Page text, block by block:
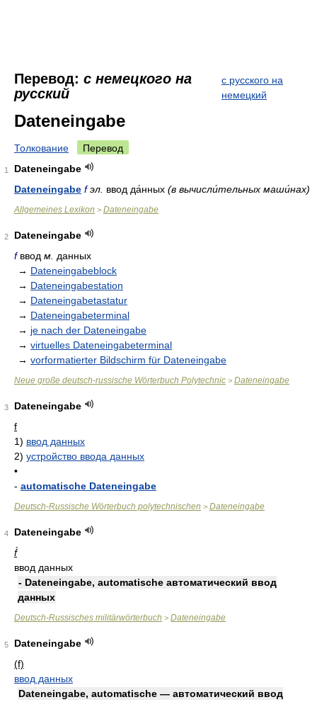
Перевод: с немецкого на
русский
с русского на
немецкий
Dateneingabe
Толкование Перевод
1
Dateneingabe
Dateneingabe fэл. ввод да́нных (в вычисли́тельных маши́нах)
Allgemeines Lexikon > Dateneingabe
2
Dateneingabe
fввод м. данных
→ Dateneingabeblock
→ Dateneingabestation
→ Dateneingabetastatur
→ Dateneingabeterminal
→ je nach der Dateneingabe
→ virtuelles Dateneingabeterminal
→ vorformatierter Bildschirm für Dateneingabe
Neue große deutsch-russische Wörterbuch Polytechnic > Dateneingabe
3
Dateneingabe
f
1) ввод данных
2) устройство ввода данных
•
- automatische Dateneingabe
Deutsch-Russische Wörterbuch polytechnischen > Dateneingabe
4
Dateneingabe
f́
ввод данных
- Dateneingabe, automatische автоматический ввод
данных
Deutsch-Russisches militärwörterbuch > Dateneingabe
5
Dateneingabe
(f)
ввод данных
Dateneingabe, automatische — автоматический ввод